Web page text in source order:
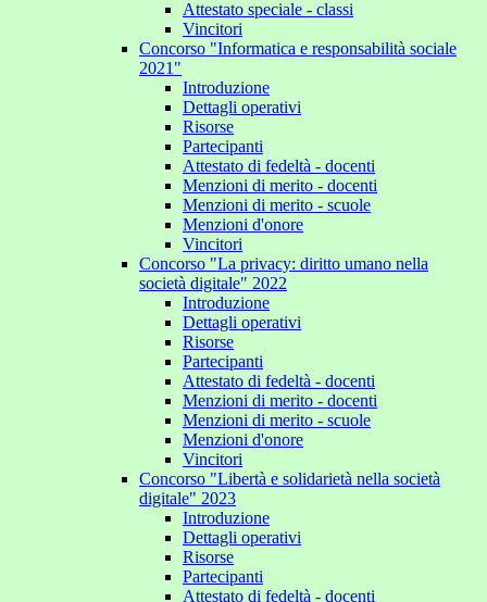
Attestato speciale - classi
Vincitori
Concorso "Informatica e responsabilità sociale
2021"
Introduzione
Dettagli operativi
Risorse
Partecipanti
Attestato di fedeltà - docenti
Menzioni di merito - docenti
Menzioni di merito - scuole
Menzioni d'onore
Vincitori
Concorso "La privacy: diritto umano nella
società digitale" 2022
Introduzione
Dettagli operativi
Risorse
Partecipanti
Attestato di fedeltà - docenti
Menzioni di merito - docenti
Menzioni di merito - scuole
Menzioni d'onore
Vincitori
Concorso "Libertà e solidarietà nella società
digitale" 2023
Introduzione
Dettagli operativi
Risorse
Partecipanti
Attestato di fedeltà - docenti